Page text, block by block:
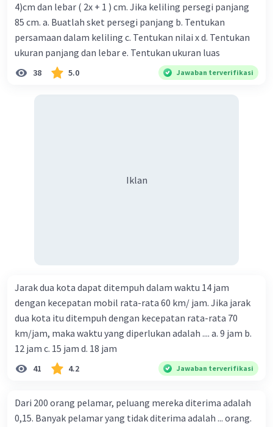
4)cm dan lebar ( 2x + 1 ) cm. Jika keliling persegi panjang
85 cm. a. Buatlah sket persegi panjang b. Tentukan
persamaan dalam keliling c. Tentukan nilai x d. Tentukan
ukuran panjang dan lebar e. Tentukan ukuran luas
38 5.0 Jawaban terverifikasi
Iklan
Jarak dua kota dapat ditempuh dalam waktu 14 jam
dengan kecepatan mobil rata-rata 60 km/ jam. Jika jarak
dua kota itu ditempuh dengan kecepatan rata-rata 70
km/jam, maka waktu yang diperlukan adalah .... a. 9 jam b.
12 jam c. 15 jam d. 18 jam
41 4.2 Jawaban terverifikasi
Dari 200 orang pelamar, peluang mereka diterima adalah
0,15. Banyak pelamar yang tidak diterima adalah ... orang.